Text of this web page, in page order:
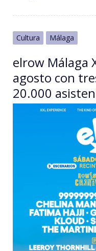
Cultura Málaga
elrow Málaga
agosto con
20.000